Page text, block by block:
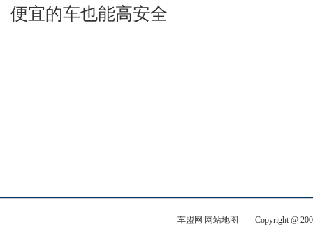
孙颖莎女单女双均出局 我国1.1万家乒乓球企业
便宜的车也能高安全
车盟网 网站地图 Copyright @